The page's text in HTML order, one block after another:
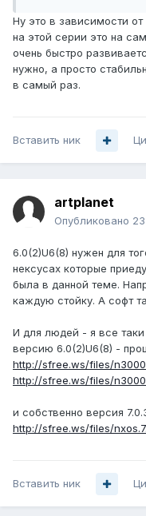
Ну это в зависимости
на этой серии это на
очень быстро
нужно, а просто
в самый раз.
Вставить ник
artplanet
Опубликовано
6.0(2)U6(8) нужен для
нексусах которые
была в данной теме.
каждую стойку. А софт
И для людей - я все
версию 6.0(2)U6(8) -
http://sfree.ws/files/
http://sfree.ws/files/
и собственно версия
http://sfree.ws/files/
Вставить ник